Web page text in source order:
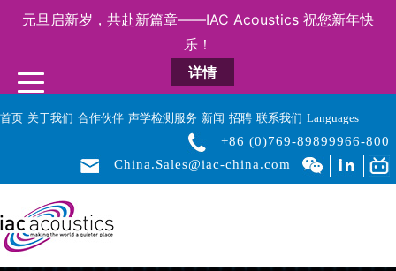
元旦启新岁，共赴新篇章——IAC Acoustics 祝您新年快
乐！
详情
首页 关于我们 合作伙伴 声学检测服务 新闻 招聘 联系我们 Languages
+86 (0)769-89899966-800
China.Sales@iac-china.com